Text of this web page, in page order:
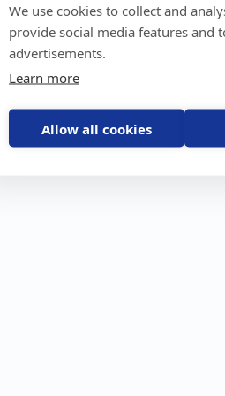
We use cookies to collect and
provide social media features and
advertisements.
Learn more
Allow all cookies
Regelverk
Milersättning
Regler för tjänstebil
Regler för
förmånsbil
GPS-
Scout 2.0